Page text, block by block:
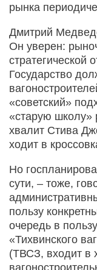
рынка
Дмитрий
Он уверен:
стратегической
Государство
«советский»
«старую школу»
хвалит Стива
ходит в
Но
сути, – тоже,
пользу
очередь в
«Тихвинского
(ТВСЗ, входит в